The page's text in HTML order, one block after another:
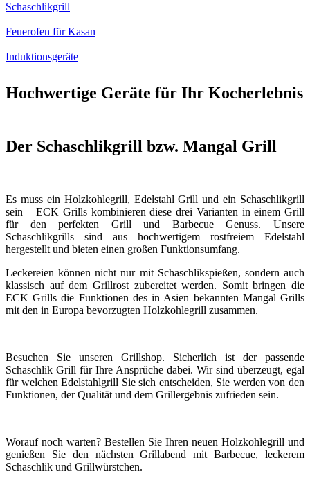
Schaschlikgrill
Feuerofen für Kasan
Induktionsgeräte
Hochwertige Geräte für Ihr Kocherlebnis
Der Schaschlikgrill bzw. Mangal Grill
Es muss ein Holzkohlegrill, Edelstahl Grill und ein Schaschlikgrill
sein – ECK Grills kombinieren diese drei Varianten in einem Grill
für den perfekten Grill und Barbecue Genuss. Unsere
Schaschlikgrills sind aus hochwertigem rostfreiem Edelstahl
hergestellt und bieten einen großen Funktionsumfang.
Leckereien können nicht nur mit Schaschlikspießen, sondern auch
klassisch auf dem Grillrost zubereitet werden. Somit bringen die
ECK Grills die Funktionen des in Asien bekannten Mangal Grills
mit den in Europa bevorzugten Holzkohlegrill zusammen.
Besuchen Sie unseren Grillshop. Sicherlich ist der passende
Schaschlik Grill für Ihre Ansprüche dabei. Wir sind überzeugt, egal
für welchen Edelstahlgrill Sie sich entscheiden, Sie werden von den
Funktionen, der Qualität und dem Grillergebnis zufrieden sein.
Worauf noch warten? Bestellen Sie Ihren neuen Holzkohlegrill und
genießen Sie den nächsten Grillabend mit Barbecue, leckerem
Schaschlik und Grillwürstchen.